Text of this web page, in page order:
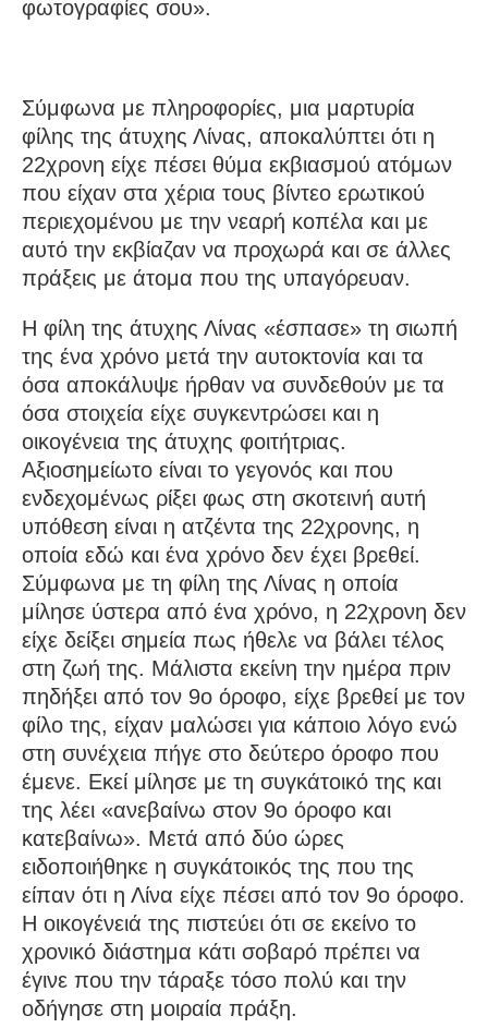
φωτογραφίες σου».
Σύμφωνα με πληροφορίες, μια μαρτυρία
φίλης της άτυχης Λίνας, αποκαλύπτει ότι η
22χρονη είχε πέσει θύμα εκβιασμού ατόμων
που είχαν στα χέρια τους βίντεο ερωτικού
περιεχομένου με την νεαρή κοπέλα και με
αυτό την εκβίαζαν να προχωρά και σε άλλες
πράξεις με άτομα που της υπαγόρευαν.
Η φίλη της άτυχης Λίνας «έσπασε» τη σιωπή
της ένα χρόνο μετά την αυτοκτονία και τα
όσα αποκάλυψε ήρθαν να συνδεθούν με τα
όσα στοιχεία είχε συγκεντρώσει και η
οικογένεια της άτυχης φοιτήτριας.
Αξιοσημείωτο είναι το γεγονός και που
ενδεχομένως ρίξει φως στη σκοτεινή αυτή
υπόθεση είναι η ατζέντα της 22χρονης, η
οποία εδώ και ένα χρόνο δεν έχει βρεθεί.
Σύμφωνα με τη φίλη της Λίνας η οποία
μίλησε ύστερα από ένα χρόνο, η 22χρονη δεν
είχε δείξει σημεία πως ήθελε να βάλει τέλος
στη ζωή της. Μάλιστα εκείνη την ημέρα πριν
πηδήξει από τον 9ο όροφο, είχε βρεθεί με τον
φίλο της, είχαν μαλώσει για κάποιο λόγο ενώ
στη συνέχεια πήγε στο δεύτερο όροφο που
έμενε. Εκεί μίλησε με τη συγκάτοικό της και
της λέει «ανεβαίνω στον 9ο όροφο και
κατεβαίνω». Μετά από δύο ώρες
ειδοποιήθηκε η συγκάτοικός της που της
είπαν ότι η Λίνα είχε πέσει από τον 9ο όροφο.
Η οικογένειά της πιστεύει ότι σε εκείνο το
χρονικό διάστημα κάτι σοβαρό πρέπει να
έγινε που την τάραξε τόσο πολύ και την
οδήγησε στη μοιραία πράξη.